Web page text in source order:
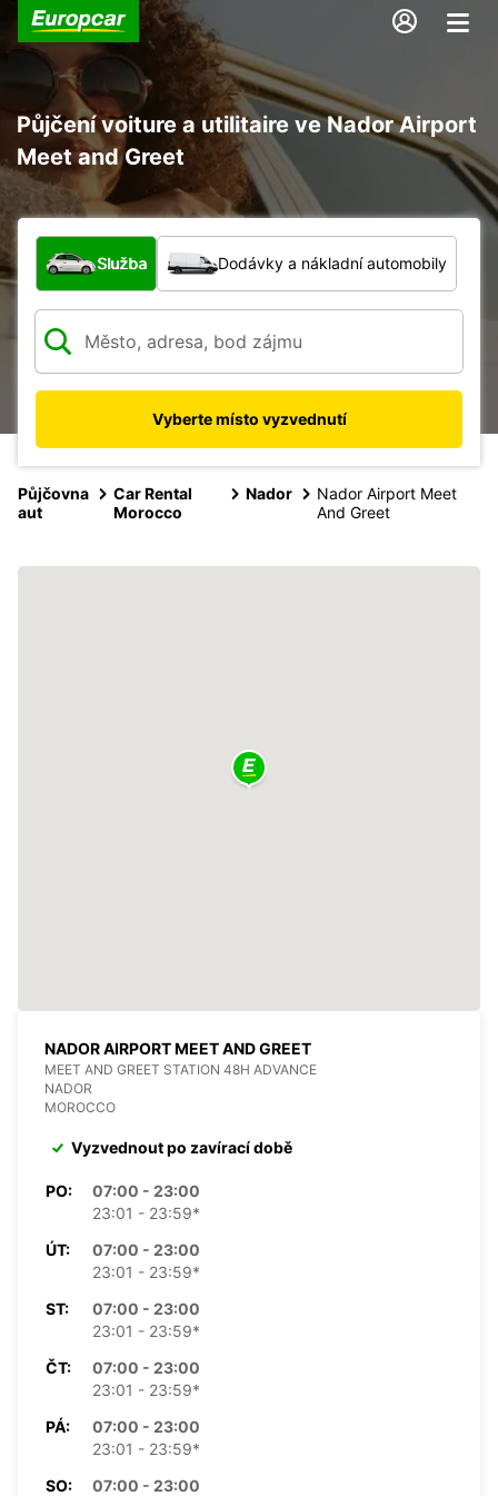
Půjčení voiture a utilitaire ve Nador Airport
Meet and Greet
Jaký typ vozidla?
Služba Dodávky a nákladní automobily
Vyberte místo vyzvednutí
Půjčovna
aut
Car Rental
Morocco
Nador
Nador Airport Meet
And Greet
NADOR AIRPORT MEET AND GREET
MEET AND GREET STATION 48H ADVANCE
NADOR
MOROCCO
Vyzvednout po zavírací době
PO:
07:00 - 23:00
23:01 - 23:59*
ÚT:
07:00 - 23:00
23:01 - 23:59*
ST:
07:00 - 23:00
23:01 - 23:59*
ČT:
07:00 - 23:00
23:01 - 23:59*
PÁ:
07:00 - 23:00
23:01 - 23:59*
SO:
07:00 - 23:00